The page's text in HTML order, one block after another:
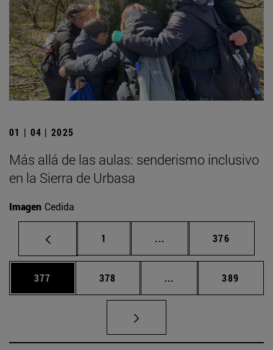
01 | 04 | 2025
Más allá de las aulas: senderismo inclusivo
en la Sierra de Urbasa
Imagen Cedida
Página
1 ... Páginas intermedias
Página
376
Página
377 Página
378 ... Páginas intermedias
Página
389